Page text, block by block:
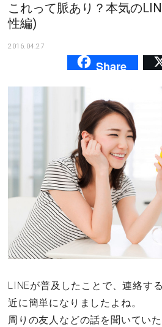
合コン・街コン
マッチングアプリ
ドキドキ
仕事とキャリア
特集
ファッション・美容
これって脈あり？本気の
性編)
2016.04.27
Share
LINEが普及したことで、連絡す
近に簡単になりましたよね。
周りの友人などの話を聞いてい